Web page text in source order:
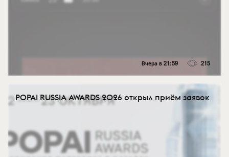
Вчера в 21:59 215
POPAI RUSSIA AWARDS 2026 открыл приём заявок